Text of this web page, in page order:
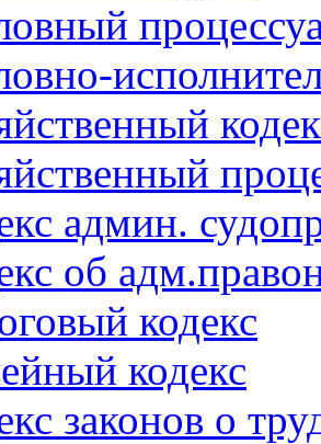
админ.
об
кодекс
кодекс
законов о